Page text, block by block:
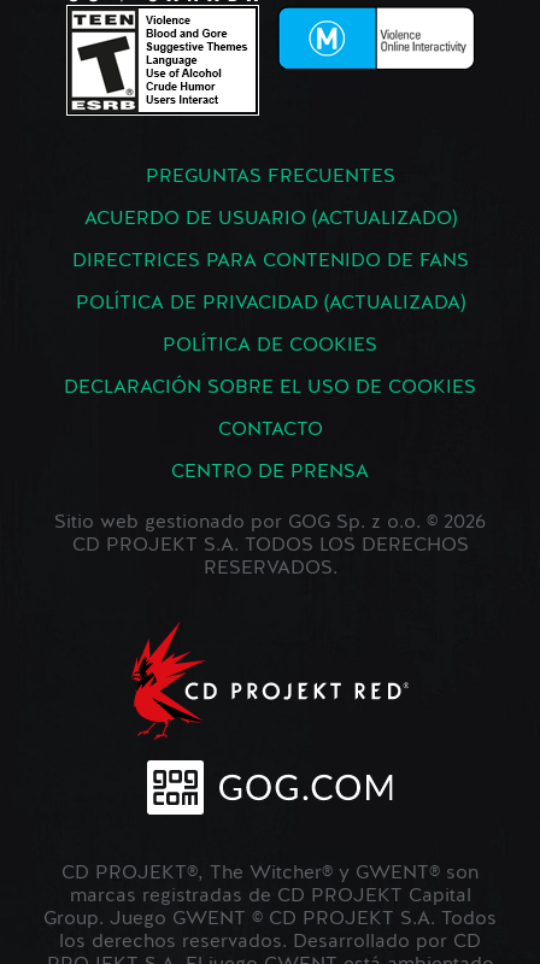
PREGUNTAS FRECUENTES
ACUERDO DE USUARIO (ACTUALIZADO)
DIRECTRICES PARA CONTENIDO DE FANS
POLÍTICA DE PRIVACIDAD (ACTUALIZADA)
POLÍTICA DE COOKIES
DECLARACIÓN SOBRE EL USO DE COOKIES
CONTACTO
CENTRO DE PRENSA
Sitio web gestionado por GOG Sp. z o.o. © 2026
CD PROJEKT S.A. TODOS LOS DERECHOS
RESERVADOS.
CD PROJEKT®, The Witcher® y GWENT® son
marcas registradas de CD PROJEKT Capital
Group. Juego GWENT © CD PROJEKT S.A. Todos
los derechos reservados. Desarrollado por CD